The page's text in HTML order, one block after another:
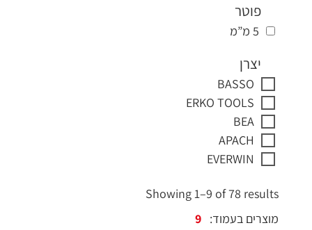
Showing 1–9 of 78 results
מוצרים בעמוד:
פוטר
5 מ”מ
יצרן
BASSO
ERKO TOOLS
BEA
APACH
EVERWIN